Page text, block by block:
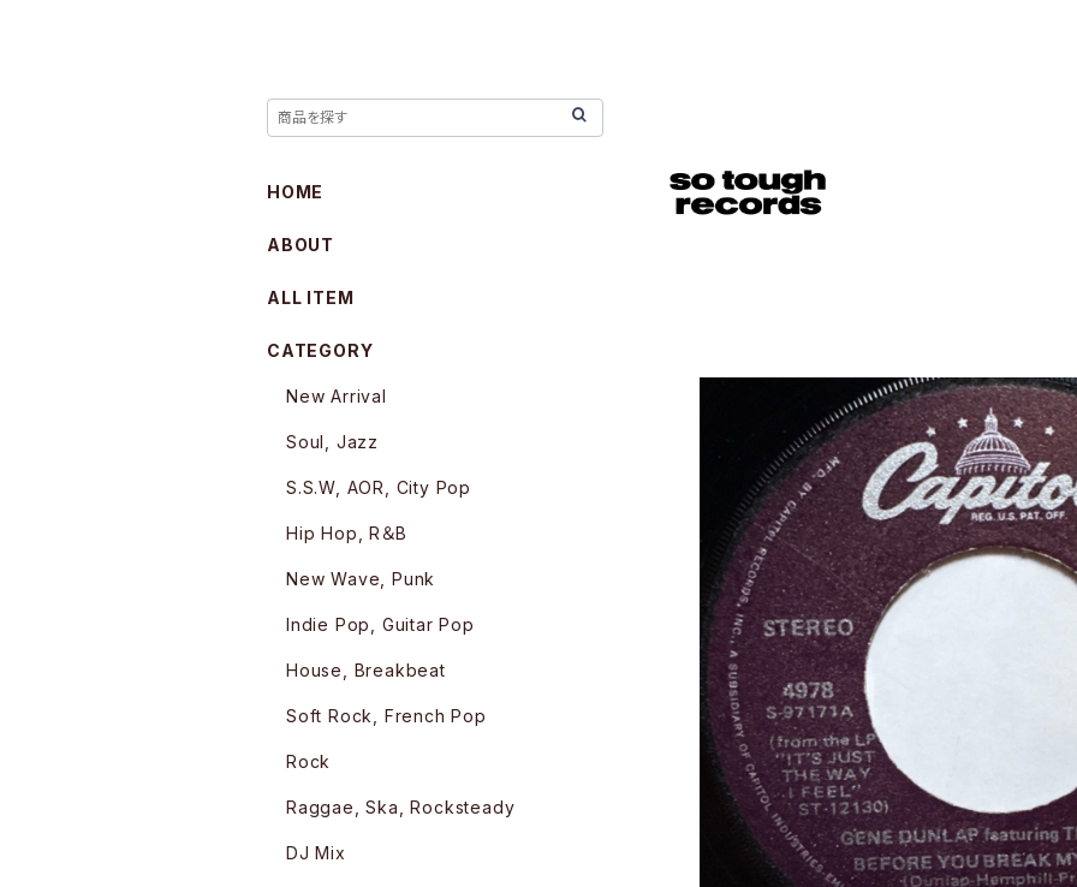
HOME
ABOUT
ALL ITEM
CATEGORY
New Arrival
Soul, Jazz
S.S.W, AOR, City Pop
Hip Hop, R＆B
New Wave, Punk
Indie Pop, Guitar Pop
House, Breakbeat
Soft Rock, French Pop
Rock
Raggae, Ska, Rocksteady
DJ Mix